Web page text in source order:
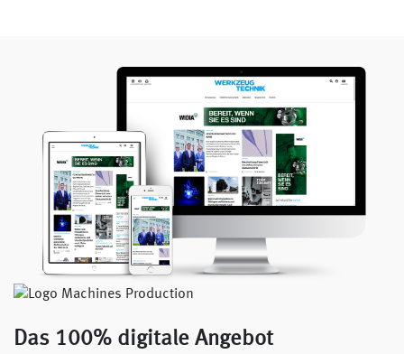
Das 100% digitale Angebot